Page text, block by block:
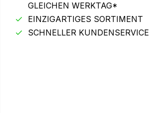
GLEICHEN WERKTAG*
EINZIGARTIGES SORTIMENT
SCHNELLER KUNDENSERVICE